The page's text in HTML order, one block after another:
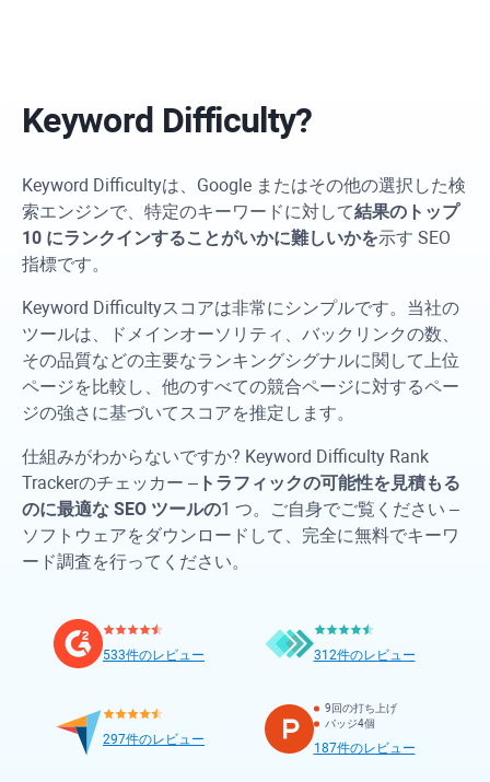
Keyword Difficulty?
Keyword Difficultyは、Google またはその他の選択した検
索エンジンで、特定のキーワードに対して結果のトップ
10 にランクインすることがいかに難しいかを示す SEO
指標です。
Keyword Difficultyスコアは非常にシンプルです。当社の
ツールは、ドメインオーソリティ、バックリンクの数、
その品質などの主要なランキングシグナルに関して上位
ページを比較し、他のすべての競合ページに対するペー
ジの強さに基づいてスコアを推定します。
仕組みがわからないですか? Keyword Difficulty Rank
Trackerのチェッカー – トラフィックの可能性を見積もる
のに最適な SEO ツールの1 つ。ご自身でご覧ください –
ソフトウェアをダウンロードして、完全に無料でキーワ
ード調査を行ってください。
533件のレビュー 312件のレビュー
297件のレビュー
9回の打ち上げ
バッジ4個
187件のレビュー